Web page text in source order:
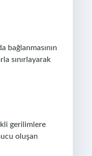
bağlanmasının
sınırlayarak
gerilimlere
oluşan